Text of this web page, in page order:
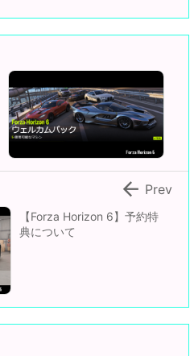
【Forza Horizon 6】予約特
典について
 Prev